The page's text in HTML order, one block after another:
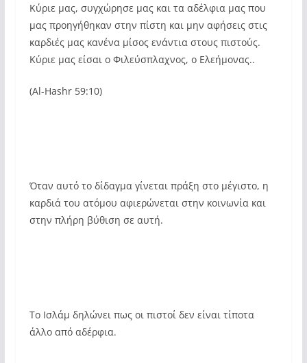
Κύριε μας, συγχώρησε μας και τα αδέλφια μας που
μας προηγήθηκαν στην πίστη και μην αφήσεις στις
καρδιές μας κανένα μίσος ενάντια στους πιστούς.
Κύριε μας είσαι ο Φιλεύσπλαχνος, ο Ελεήμονας..
(Al-Hashr 59:10)
Όταν αυτό το δίδαγμα γίνεται πράξη στο μέγιστο, η
καρδιά του ατόμου αφιερώνεται στην κοινωνία και
στην πλήρη βύθιση σε αυτή.
Το Ισλάμ δηλώνει πως οι πιστοί δεν είναι τίποτα
άλλο από αδέρφια.